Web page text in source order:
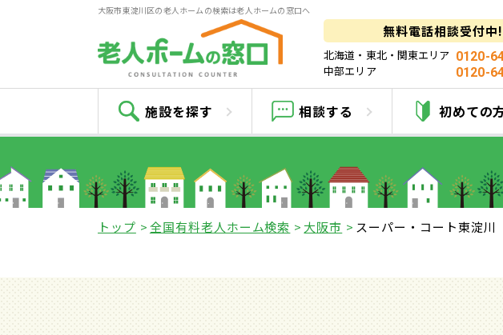
大阪市東淀川区の老人ホームの検索は老人ホームの窓口へ
無料電話相談受付中
北海道・東北・関東エリア 0120-
中部エリア
0120-
施設を探す 相談する 初めての
スーパー
トップ 全国有料老人ホーム検索 大阪市 スーパー・コート東淀川